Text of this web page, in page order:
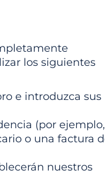
los siguientes
e introduzca sus
(por ejemplo,
o una factura
nuestros